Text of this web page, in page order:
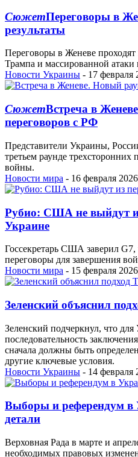
СюжетПереговоры в
результаты
Переговоры в Женеве
Трампа и массированной атаки
Новости Украины - 17 февраля
СюжетВстреча в
переговоров с РФ
Представители Украины,
третьем раунде
войны.
Новости мира - 16 февраля
Рубио: США не выйдут
Украине
Госсекретарь США заверил
переговоры для завершения
Новости мира - 15 февраля
Зеленский объяснил
Зеленский подчеркнул, что
последовательность
сначала должны быть
другие ключевые условия.
Новости Украины - 14 февраля
Выборы и референдум
детали
Верховная Рада в марте и
необходимых правовых